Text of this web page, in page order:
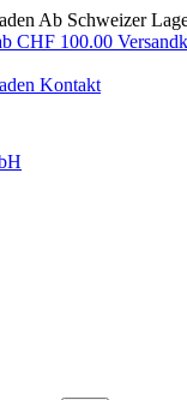
Ab Schweizer
Kontakt